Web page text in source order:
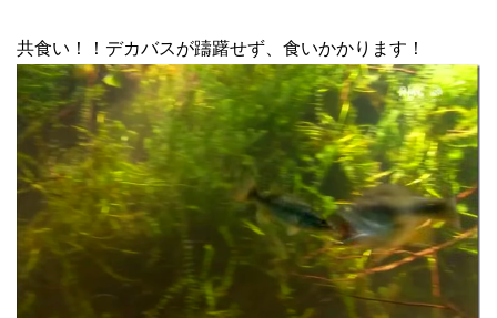
共食い！！デカバスが躊躇せず、食いかかります！